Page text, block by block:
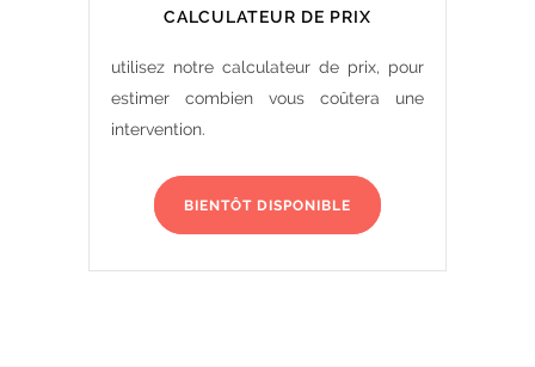
CALCULATEUR DE PRIX
utilisez notre calculateur de prix, pour
estimer combien vous coûtera une
intervention.
BIENTÔT DISPONIBLE